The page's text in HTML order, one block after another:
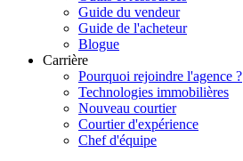
Guide du vendeur
Guide de l'acheteur
Blogue
Carrière
Pourquoi rejoindre l'agence ?
Technologies immobilières
Nouveau courtier
Courtier d'expérience
Chef d'équipe